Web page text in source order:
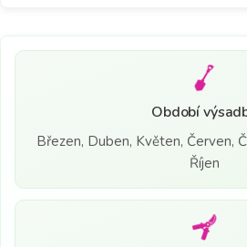
Období
Březen, Duben, Květen, Červen,
Říjen